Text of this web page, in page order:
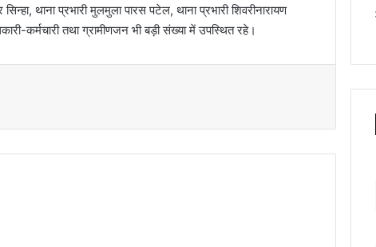
थाना प्रभारी मुलमुला पारस पटेल, थाना प्रभारी शिवरीनारायण
कर्मचारी तथा ग्रामीणजन भी बड़ी संख्या में उपस्थित रहे।